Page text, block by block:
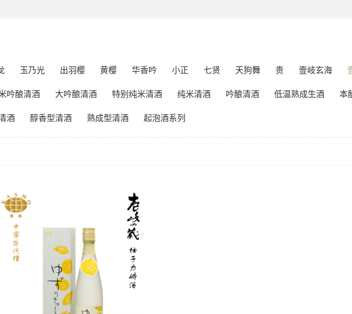
玉乃光 出羽樱 黄樱 华香吟 小正 七贤 天狗舞 贵 壹岐玄海
吟酿清酒 大吟酿清酒 特别纯米清酒 纯米清酒 吟酿清酒 低温熟成生酒 本
酒 醇香型清酒 熟成型清酒 起泡酒系列